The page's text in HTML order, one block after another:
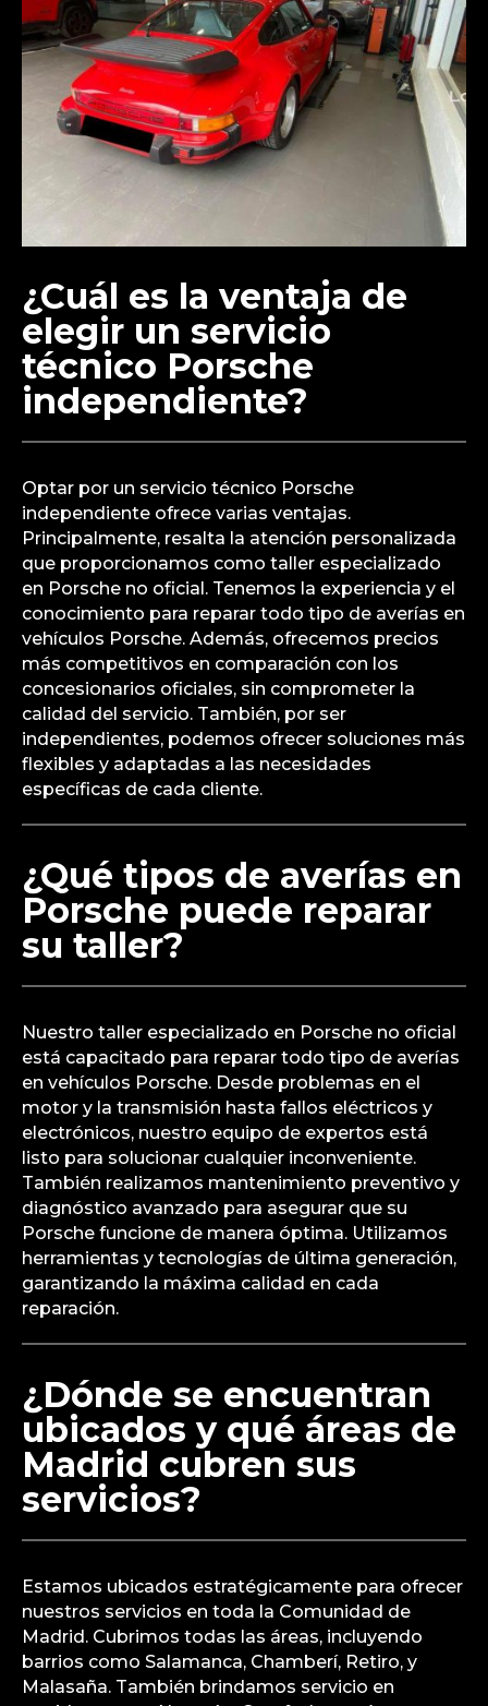
¿Cuál es la ventaja de
elegir un servicio
técnico Porsche
independiente?
Optar por un servicio técnico Porsche
independiente ofrece varias ventajas.
Principalmente, resalta la atención personalizada
que proporcionamos como taller especializado
en Porsche no oficial. Tenemos la experiencia y el
conocimiento para reparar todo tipo de averías en
vehículos Porsche. Además, ofrecemos precios
más competitivos en comparación con los
concesionarios oficiales, sin comprometer la
calidad del servicio. También, por ser
independientes, podemos ofrecer soluciones más
flexibles y adaptadas a las necesidades
específicas de cada cliente.
¿Qué tipos de averías en
Porsche puede reparar
su taller?
Nuestro taller especializado en Porsche no oficial
está capacitado para reparar todo tipo de averías
en vehículos Porsche. Desde problemas en el
motor y la transmisión hasta fallos eléctricos y
electrónicos, nuestro equipo de expertos está
listo para solucionar cualquier inconveniente.
También realizamos mantenimiento preventivo y
diagnóstico avanzado para asegurar que su
Porsche funcione de manera óptima. Utilizamos
herramientas y tecnologías de última generación,
garantizando la máxima calidad en cada
reparación.
¿Dónde se encuentran
ubicados y qué áreas de
Madrid cubren sus
servicios?
Estamos ubicados estratégicamente para ofrecer
nuestros servicios en toda la Comunidad de
Madrid. Cubrimos todas las áreas, incluyendo
barrios como Salamanca, Chamberí, Retiro, y
Malasaña. También brindamos servicio en